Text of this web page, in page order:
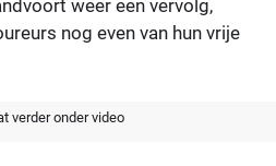
weer een vervolg,
nog even van hun vrije
verder onder video